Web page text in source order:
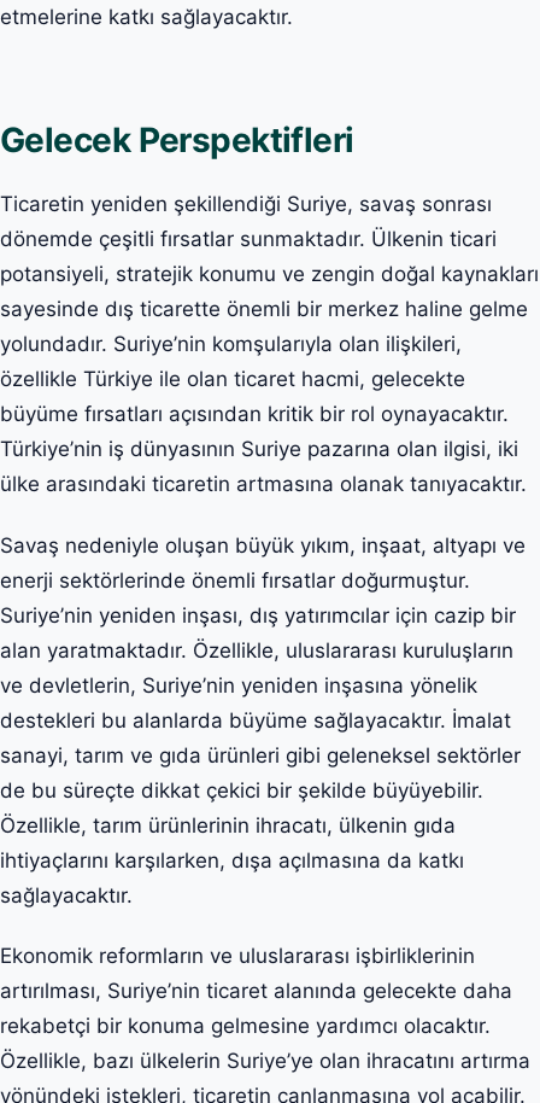
etmelerine katkı sağlayacaktır.
Gelecek Perspektifleri
Ticaretin yeniden şekillendiği Suriye, savaş sonrası
dönemde çeşitli fırsatlar sunmaktadır. Ülkenin ticari
potansiyeli, stratejik konumu ve zengin doğal kaynakları
sayesinde dış ticarette önemli bir merkez haline gelme
yolundadır. Suriye’nin komşularıyla olan ilişkileri,
özellikle Türkiye ile olan ticaret hacmi, gelecekte
büyüme fırsatları açısından kritik bir rol oynayacaktır.
Türkiye’nin iş dünyasının Suriye pazarına olan ilgisi, iki
ülke arasındaki ticaretin artmasına olanak tanıyacaktır.
Savaş nedeniyle oluşan büyük yıkım, inşaat, altyapı ve
enerji sektörlerinde önemli fırsatlar doğurmuştur.
Suriye’nin yeniden inşası, dış yatırımcılar için cazip bir
alan yaratmaktadır. Özellikle, uluslararası kuruluşların
ve devletlerin, Suriye’nin yeniden inşasına yönelik
destekleri bu alanlarda büyüme sağlayacaktır. İmalat
sanayi, tarım ve gıda ürünleri gibi geleneksel sektörler
de bu süreçte dikkat çekici bir şekilde büyüyebilir.
Özellikle, tarım ürünlerinin ihracatı, ülkenin gıda
ihtiyaçlarını karşılarken, dışa açılmasına da katkı
sağlayacaktır.
Ekonomik reformların ve uluslararası işbirliklerinin
artırılması, Suriye’nin ticaret alanında gelecekte daha
rekabetçi bir konuma gelmesine yardımcı olacaktır.
Özellikle, bazı ülkelerin Suriye’ye olan ihracatını artırma
yönündeki istekleri, ticaretin canlanmasına yol açabilir.